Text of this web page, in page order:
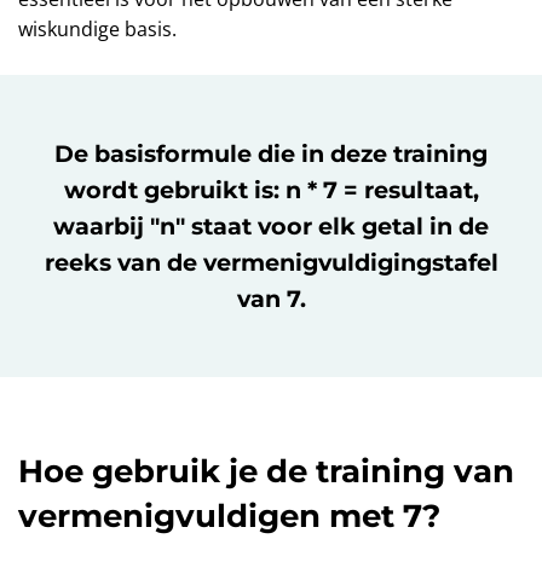
wiskundige basis.
De basisformule die in deze training
wordt gebruikt is: n * 7 = resultaat,
waarbij "n" staat voor elk getal in de
reeks van de vermenigvuldigingstafel
van 7.
Hoe gebruik je de training van
vermenigvuldigen met 7?